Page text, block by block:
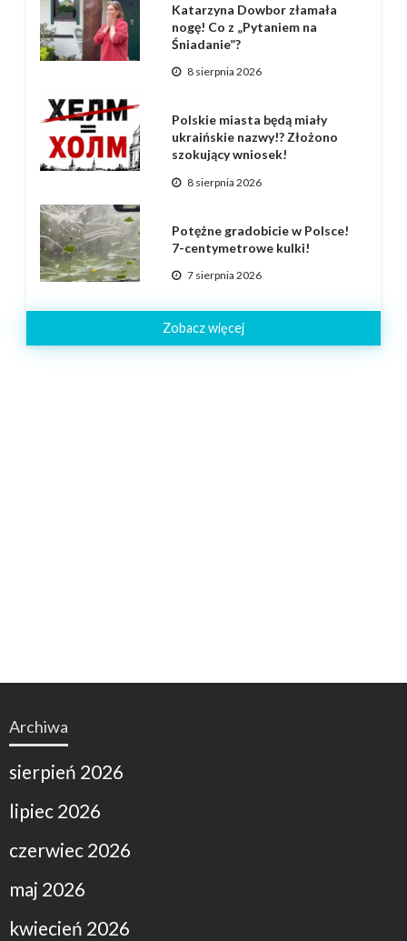
Katarzyna Dowbor złamała
nogę! Co z „Pytaniem na
Śniadanie”?
8 sierpnia 2026
Polskie miasta będą miały
ukraińskie nazwy!? Złożono
szokujący wniosek!
8 sierpnia 2026
Potężne gradobicie w Polsce!
7-centymetrowe kulki!
7 sierpnia 2026
Zobacz więcej
Archiwa
sierpień 2026
lipiec 2026
czerwiec 2026
maj 2026
kwiecień 2026